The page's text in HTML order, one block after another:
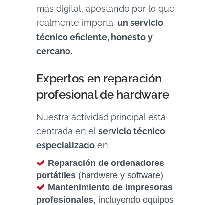
más digital, apostando por lo que
realmente importa: un servicio
técnico eficiente, honesto y
cercano.
Expertos en reparación
profesional de hardware
Nuestra actividad principal está
centrada en elservicio técnico
especializado en:
Reparación de ordenadores
portátiles (hardware y software)
Mantenimiento de impresoras
profesionales, incluyendo equipos